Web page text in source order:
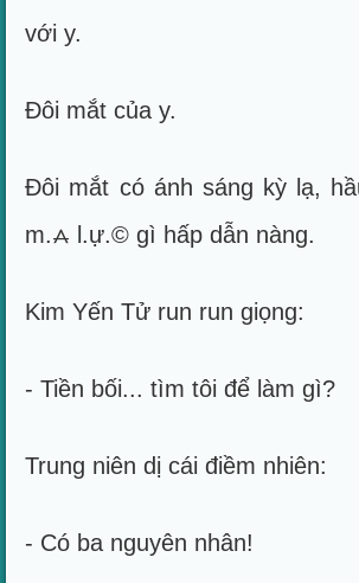
với y.
Đôi mắt của y.
Đôi mắt có ánh sáng kỳ lạ,
m.⩜ l.ự.© gì hấp dẫn nàng.
Kim Yến Tử run run giọng:
- Tiền bối... tìm tôi để làm gì?
Trung niên dị cái điềm nhiên:
- Có ba nguyên nhân!